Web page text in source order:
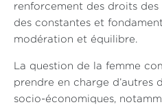
renforcement des droits
des constantes et
modération et équilibre.
La question de la femme
prendre en charge d’autres
socio-économiques,